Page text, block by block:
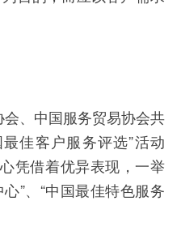
、中国服务贸易协会共
佳客户服务评选”活动
凭借着优异表现，一举
”、“中国最佳特色服务